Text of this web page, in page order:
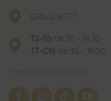
0764.208.777
T2-T6: 08:30 - 19:30
T7-CN: 08:30 - 19:00